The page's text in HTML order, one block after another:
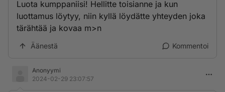
Luota kumppaniisi! Hellitte toisianne ja kun
luottamus löytyy, niin kyllä löydätte yhteyden joka
tärähtää ja kovaa m>n
Äänestä Kommentoi
Anonyymi
2024-02-29 23:07:57